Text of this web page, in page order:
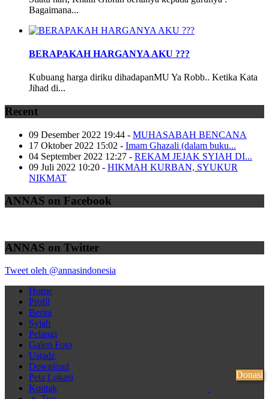
Bagaimana...
BERAPAKAH HARGANYA AKU ???
Kubuang harga diriku dihadapanMU Ya Robb.. Ketika Kata
Jihad di...
Recent
09 Desember 2022 19:44 - MUHASABAH BENCANA
17 Oktober 2022 15:02 - Imam Ghazali (dalam buku...
04 September 2022 12:27 - REKAM JEJAK SYIAH DI...
09 Juli 2022 10:20 - HIKMAH KURBAN, SYUKUR
NIKMAT
ANNAS on Facebook
ANNAS on Twitter
Tweet oleh @annasindonesia
Home
Profil
Berita
Syiah
Pelangi
Galeri Foto
Ustadz
Download
Peta Lokasi
Kontak
Donasi